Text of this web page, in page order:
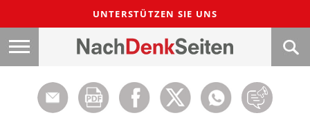
UNTERSTÜTZEN SIE UNS